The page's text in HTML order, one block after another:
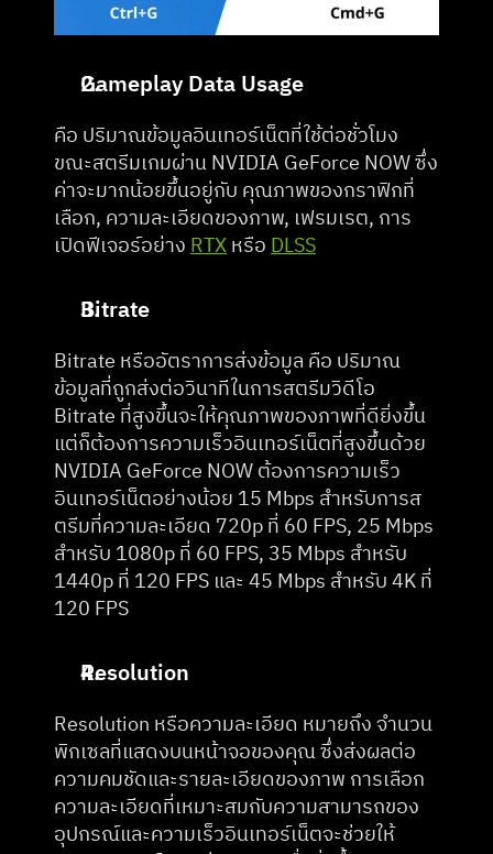
Gameplay Data Usage
คือ ปริมาณข้อมูลอินเทอร์เน็ตที่ใช้ต่อชั่วโมง
ขณะสตรีมเกมผ่าน NVIDIA GeForce NOW ซึ่ง
ค่าจะมากน้อยขึ้นอยู่กับ คุณภาพของกราฟิกที่
เลือก, ความละเอียดของภาพ, เฟรมเรต, การ
เปิดฟีเจอร์อย่าง RTX หรือ DLSS
Bitrate
Bitrate หรืออัตราการส่งข้อมูล คือ ปริมาณ
ข้อมูลที่ถูกส่งต่อวินาทีในการสตรีมวิดีโอ
Bitrate ที่สูงขึ้นจะให้คุณภาพของภาพที่ดียิ่งขึ้น
แต่ก็ต้องการความเร็วอินเทอร์เน็ตที่สูงขึ้นด้วย
NVIDIA GeForce NOW ต้องการความเร็ว
อินเทอร์เน็ตอย่างน้อย 15 Mbps สำหรับการส
ตรีมที่ความละเอียด 720p ที่ 60 FPS, 25 Mbps
สำหรับ 1080p ที่ 60 FPS, 35 Mbps สำหรับ
1440p ที่ 120 FPS และ 45 Mbps สำหรับ 4K ที่
120 FPS
Resolution
Resolution หรือความละเอียด หมายถึง จำนวน
พิกเซลที่แสดงบนหน้าจอของคุณ ซึ่งส่งผลต่อ
ความคมชัดและรายละเอียดของภาพ การเลือก
ความละเอียดที่เหมาะสมกับความสามารถของ
อุปกรณ์และความเร็วอินเทอร์เน็ตจะช่วยให้